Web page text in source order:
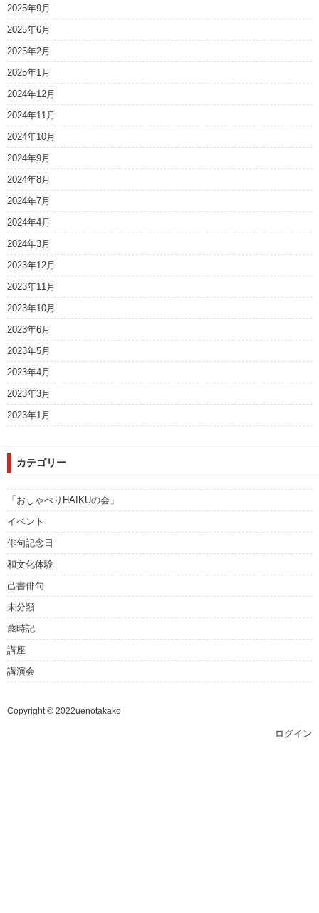
2025年9月
2025年6月
2025年2月
2025年1月
2024年12月
2024年11月
2024年10月
2024年9月
2024年8月
2024年7月
2024年4月
2024年3月
2023年12月
2023年11月
2023年10月
2023年6月
2023年5月
2023年4月
2023年3月
2023年1月
カテゴリー
「おしゃべりHAIKUの会」
イベント
俳句記念日
和文化体験
己書俳句
未分類
歳時記
講座
講演会
Copyright © 2022uenotakako
ログイン